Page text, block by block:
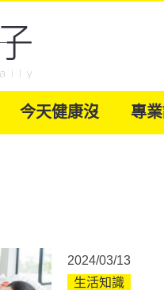
今天健康沒 專
2024/03/13
生活知識